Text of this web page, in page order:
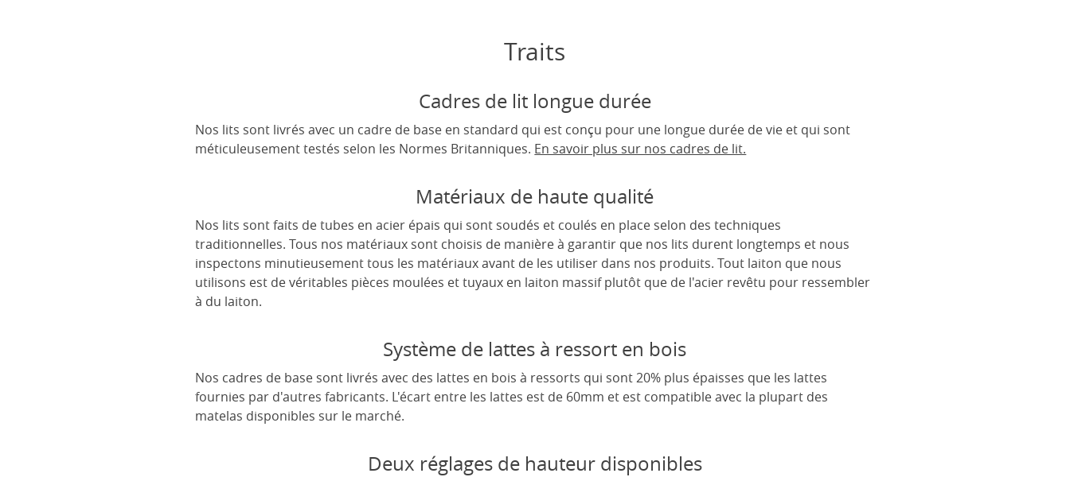
Traits
Cadres de lit longue durée
Nos lits sont livrés avec un cadre de base en standard qui est conçu pour une longue durée de vie et qui sont
méticuleusement testés selon les Normes Britanniques. En savoir plus sur nos cadres de lit.
Matériaux de haute qualité
Nos lits sont faits de tubes en acier épais qui sont soudés et coulés en place selon des techniques
traditionnelles. Tous nos matériaux sont choisis de manière à garantir que nos lits durent longtemps et nous
inspectons minutieusement tous les matériaux avant de les utiliser dans nos produits. Tout laiton que nous
utilisons est de véritables pièces moulées et tuyaux en laiton massif plutôt que de l'acier revêtu pour ressembler
à du laiton.
Système de lattes à ressort en bois
Nos cadres de base sont livrés avec des lattes en bois à ressorts qui sont 20% plus épaisses que les lattes
fournies par d'autres fabricants. L'écart entre les lattes est de 60mm et est compatible avec la plupart des
matelas disponibles sur le marché.
Deux réglages de hauteur disponibles